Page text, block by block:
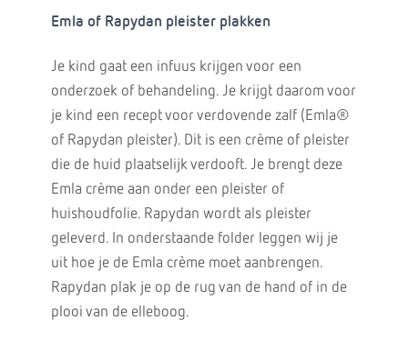
Emla of Rapydan pleister plakken
Je kind gaat een infuus krijgen voor een
onderzoek of behandeling. Je krijgt daarom voor
je kind een recept voor verdovende zalf (Emla®
of Rapydan pleister). Dit is een crème of pleister
die de huid plaatselijk verdooft. Je brengt deze
Emla crème aan onder een pleister of
huishoudfolie. Rapydan wordt als pleister
geleverd. In onderstaande folder leggen wij je
uit hoe je de Emla crème moet aanbrengen.
Rapydan plak je op de rug van de hand of in de
plooi van de elleboog.